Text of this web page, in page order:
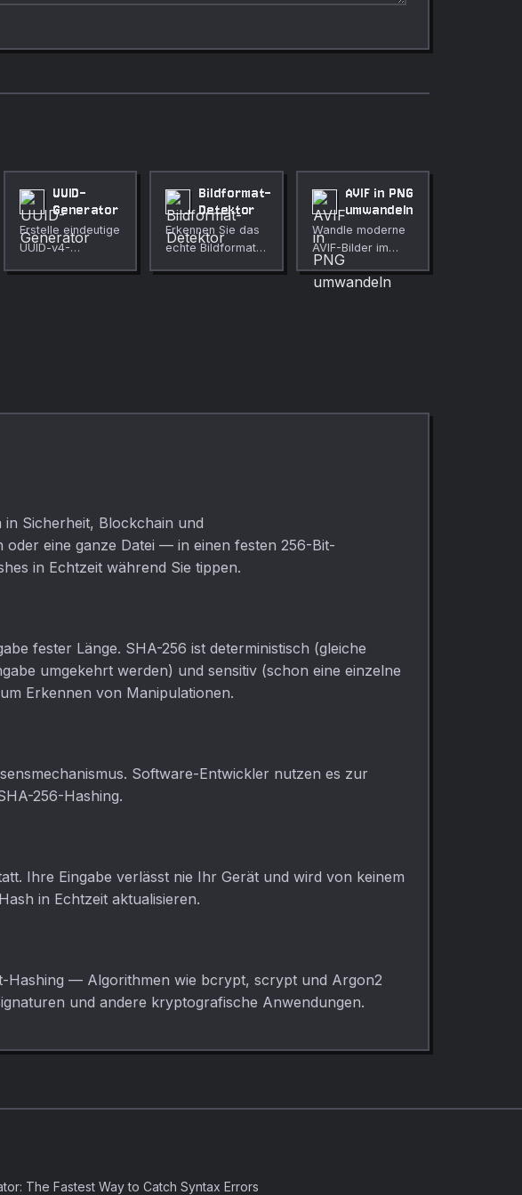
UUID-
Generator
Erstelle eindeutige
UUID-v4-
Bildformat-
Detektor
Erkennen Sie das
echte Bildformat
AVIF in PNG
umwandeln
Wandle moderne
AVIF-Bilder im
Browser
verlustfrei ins
Sicherheit, Blockchain und
oder eine ganze Datei — in einen festen 256-Bit-
in Echtzeit während Sie tippen.
fester Länge. SHA-256 ist deterministisch (gleiche
umgekehrt werden) und sensitiv (schon eine einzelne
Erkennen von Manipulationen.
Software-Entwickler nutzen es zur
256-Hashing.
Ihre Eingabe verlässt nie Ihr Gerät und wird von keinem
in Echtzeit aktualisieren.
Hashing — Algorithmen wie bcrypt, scrypt und Argon2
und andere kryptografische Anwendungen.
The Fastest Way to Catch Syntax Errors